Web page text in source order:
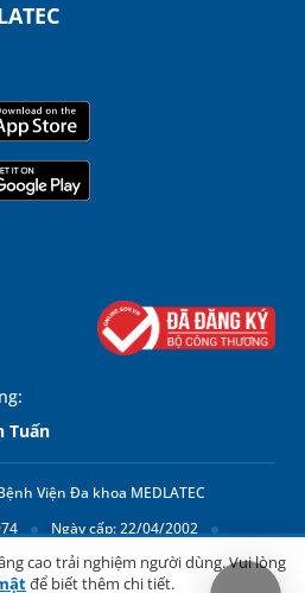
Tuấn
Viện Đa khoa MEDLATEC
Ngày cấp: 22/04/2002
và Đầu tư thành phố Hà Nội
cao trải nghiệm người dùng. Vui lòng
để biết thêm chi tiết.